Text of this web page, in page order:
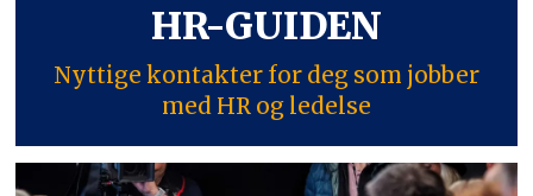
HR-GUIDEN
Nyttige kontakter for deg som jobber
med HR og ledelse